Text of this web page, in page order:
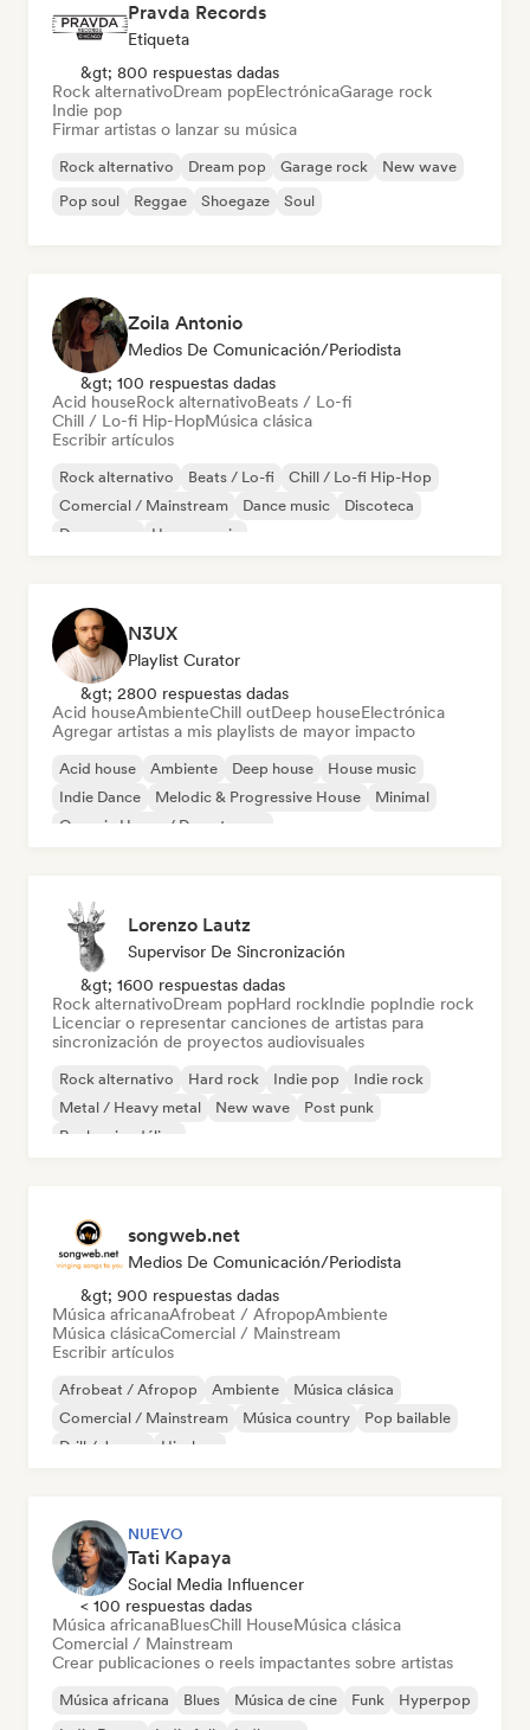
Pravda Records
Etiqueta
&gt; 800 respuestas dadas
Rock alternativoDream popElectrónicaGarage rock
Indie pop
Firmar artistas o lanzar su música
Rock alternativo Dream pop Garage rock
New wave
Pop soul
Reggae Shoegaze Soul
Zoila Antonio
Medios De Comunicación/Periodista
&gt; 100 respuestas dadas
Acid houseRock alternativoBeats / Lo-fi
Chill / Lo-fi Hip-HopMúsica clásica
Escribir artículos
Rock alternativo Beats / Lo-fi
Chill / Lo-fi Hip-Hop
Comercial / Mainstream
Dance music
Discoteca
Dream pop
House music
N3UX
Playlist Curator
&gt; 2800 respuestas dadas
Acid houseAmbienteChill outDeep houseElectrónica
Agregar artistas a mis playlists de mayor impacto
Acid house Ambiente Deep house
House music
Indie Dance
Melodic & Progressive House
Minimal
Organic House / Downtempo
Lorenzo Lautz
Supervisor De Sincronización
&gt; 1600 respuestas dadas
Rock alternativoDream popHard rockIndie popIndie rock
Licenciar o representar canciones de artistas para
sincronización de proyectos audiovisuales
Rock alternativo Hard rock Indie pop
Indie rock
Metal / Heavy metal
New wave
Post punk
Rock psicodélico
songweb.net
Medios De Comunicación/Periodista
&gt; 900 respuestas dadas
Música africanaAfrobeat / AfropopAmbiente
Música clásicaComercial / Mainstream
Escribir artículos
Afrobeat / Afropop Ambiente
Música clásica
Comercial / Mainstream
Música country
Pop bailable
Drill / Jersey
Hip-hop
NUEVO
Tati Kapaya
Social Media Influencer
< 100 respuestas dadas
Música africanaBluesChill HouseMúsica clásica
Comercial / Mainstream
Crear publicaciones o reels impactantes sobre artistas
Música africana Blues Música de cine Funk
Hyperpop